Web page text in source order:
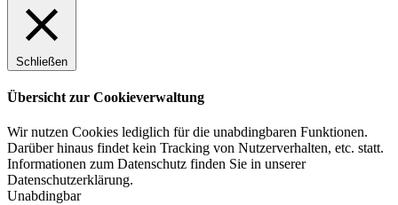
Schließen
Übersicht zur Cookieverwaltung
Wir nutzen Cookies lediglich für die unabdingbaren Funktionen.
Darüber hinaus findet kein Tracking von Nutzerverhalten, etc. statt.
Informationen zum Datenschutz finden Sie in unserer
Datenschutzerklärung.
Unabdingbar